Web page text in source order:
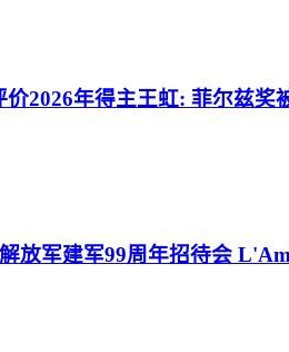
价2026年得主王虹: 菲尔兹
军建军99周年招待会